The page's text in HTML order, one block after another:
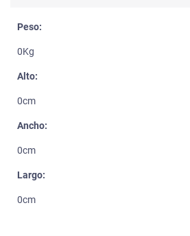
Peso:
0Kg
Alto:
0cm
Ancho:
0cm
Largo:
0cm